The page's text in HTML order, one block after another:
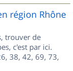
région Rhône
trouver de
c'est par ici.
38, 42, 69, 73,